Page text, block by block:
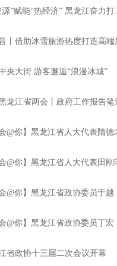
源”赋能“热经济” 黑龙江奋力
丨借助冰雪旅游热度打造高
央大街 游客邂逅“浪漫冰城”
龙江省两会丨政府工作报告
会@你】黑龙江省人大代表隋
会@你】黑龙江省人大代表田
会@你】黑龙江省政协委员于
会@你】黑龙江省政协委员丁
省政协十三届二次会议开幕